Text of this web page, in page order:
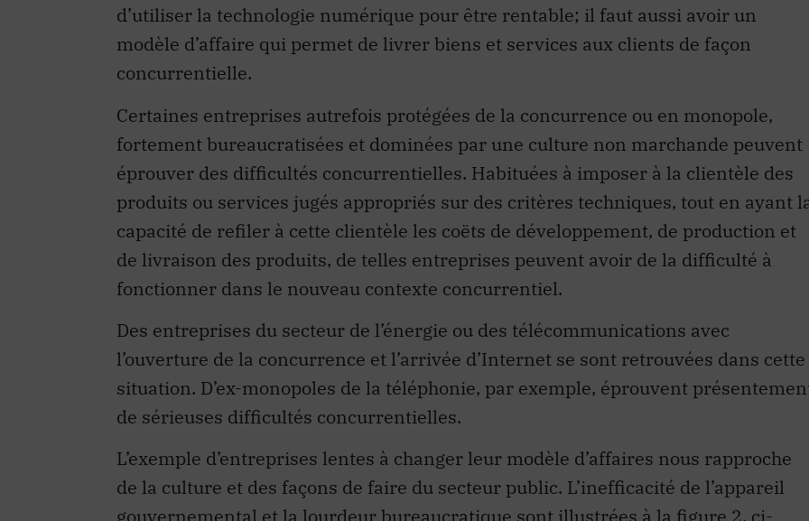
d’utiliser la technologie numérique pour être rentable; il faut aussi avoir un
modèle d’affaire qui permet de livrer biens et services aux clients de façon
concurrentielle.
Certaines entreprises autrefois protégées de la concurrence ou en monopole,
fortement bureaucratisées et dominées par une culture non marchande peuvent
éprouver des difficultés concurrentielles. Habituées à imposer à la clientèle des
produits ou services jugés appropriés sur des critères techniques, tout en ayant
capacité de refiler à cette clientèle les coëts de développement, de production et
de livraison des produits, de telles entreprises peuvent avoir de la difficulté à
fonctionner dans le nouveau contexte concurrentiel.
Des entreprises du secteur de l’énergie ou des télécommunications avec
l’ouverture de la concurrence et l’arrivée d’Internet se sont retrouvées dans cette
situation. D’ex-monopoles de la téléphonie, par exemple, éprouvent
de sérieuses difficultés concurrentielles.
L’exemple d’entreprises lentes à changer leur modèle d’affaires nous rapproche
de la culture et des façons de faire du secteur public. L’inefficacité de l’appareil